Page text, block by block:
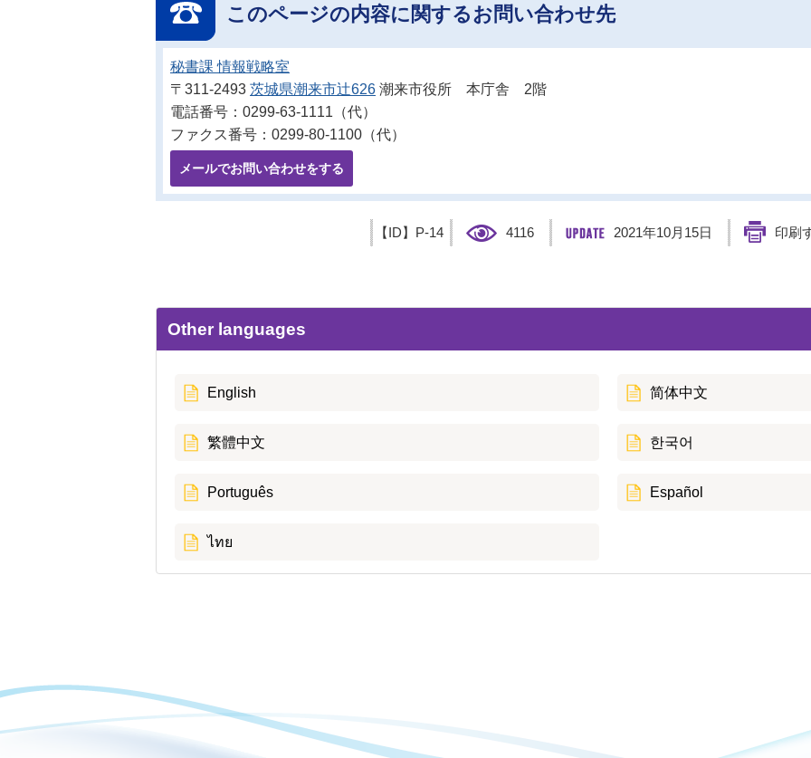
このページの内容に関するお問い合わせ先
秘書課 情報戦略室
〒311-2493 茨城県潮来市辻626 潮来市役所 本庁舎 2階
電話番号：0299-63-1111（代）
ファクス番号：0299-80-1100（代）
メールでお問い合わせをする
【ID】 P-14 4116 2021年10月15日 印刷
Other languages
English 简体中文
繁體中文 한국어
Português Español
ไทย